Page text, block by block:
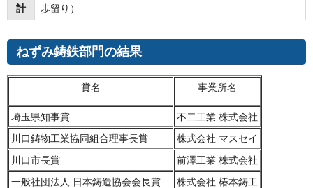
計
歩留り）
ねずみ鋳鉄部門の結果
賞名 事業所名
埼玉県知事賞
不二工業 株式会社
川口鋳物工業協同組合理事長賞
株式会社 マスセイ
川口市長賞
前澤工業 株式会社
一般社団法人 日本鋳造協会会長賞
株式会社 椿本鋳工